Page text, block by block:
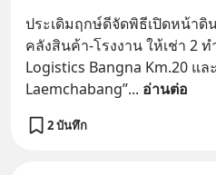
ประเดิมฤกษ์ดีจัดพิธีเปิดหน้าดิ
คลังสินค้า-โรงงาน ให้เช่า 2 ท
Logistics Bangna Km.20 แล
Laemchabang”... อ่านต่อ
2 บันทึก